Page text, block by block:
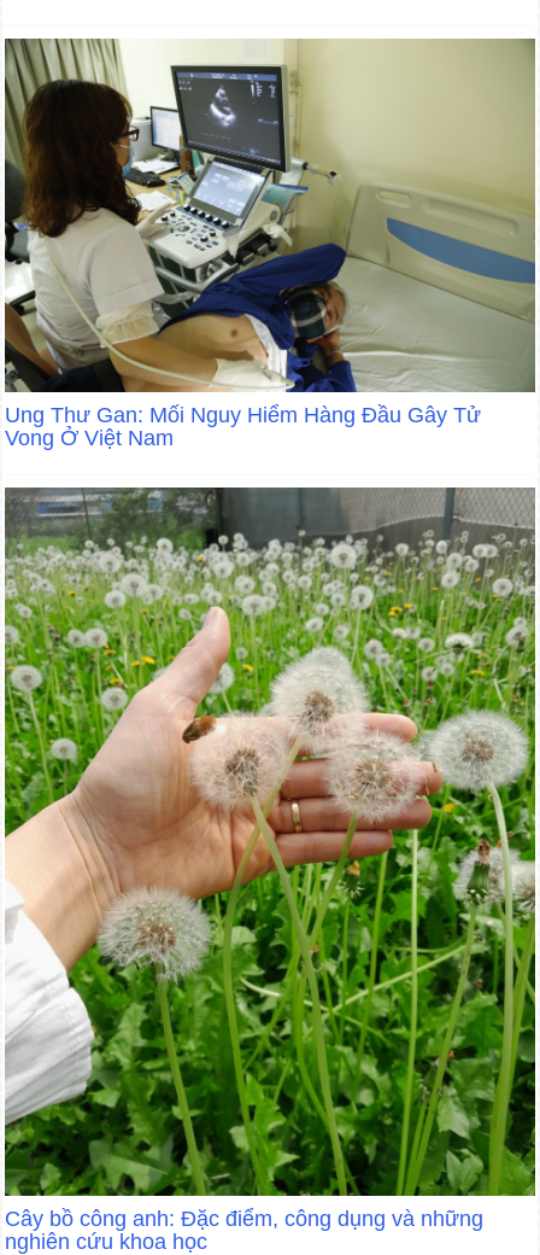
Ung Thư Gan: Mối Nguy Hiểm Hàng Đầu Gây Tử
Vong Ở Việt Nam
Cây bồ công anh: Đặc điểm, công dụng và những
nghiên cứu khoa học